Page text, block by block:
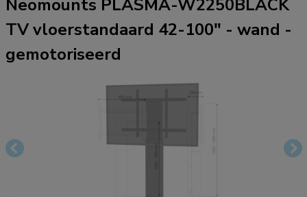
Neomounts PLASMA-W2250BLACK
TV vloerstandaard 42-100" - wand -
gemotoriseerd